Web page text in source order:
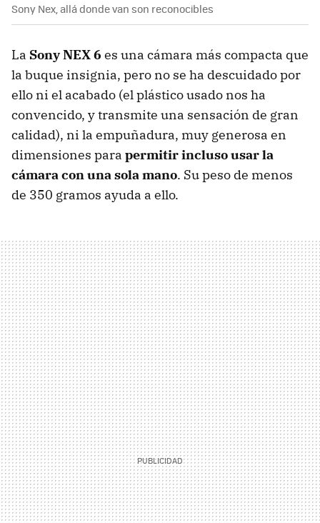
Sony Nex, allá donde van son reconocibles
La Sony NEX 6 es una cámara más compacta que
la buque insignia, pero no se ha descuidado por
ello ni el acabado (el plástico usado nos ha
convencido, y transmite una sensación de gran
calidad), ni la empuñadura, muy generosa en
dimensiones para permitir incluso usar la
cámara con una sola mano. Su peso de menos
de 350 gramos ayuda a ello.